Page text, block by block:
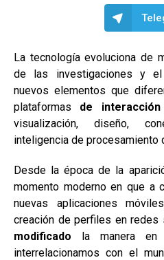
La tecnología evoluciona de
de las investigaciones y
nuevos elementos que
plataformas de
visualización, diseño,
inteligencia de procesamiento
Desde la época de la
momento moderno en que a
nuevas aplicaciones
creación de perfiles en redes
modificado la manera en
interrelacionamos con el